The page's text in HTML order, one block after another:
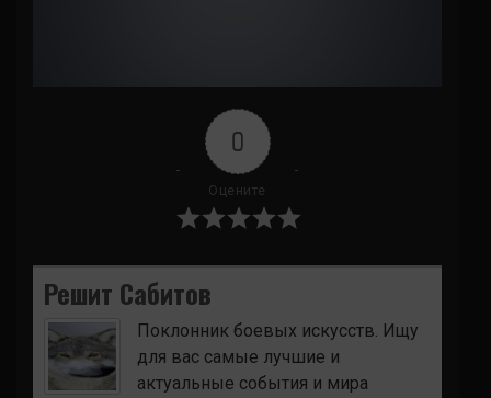
0
Оцените
Решит Сабитов
Поклонник боевых искусств. Ищу
для вас самые лучшие и
актуальные события и мира